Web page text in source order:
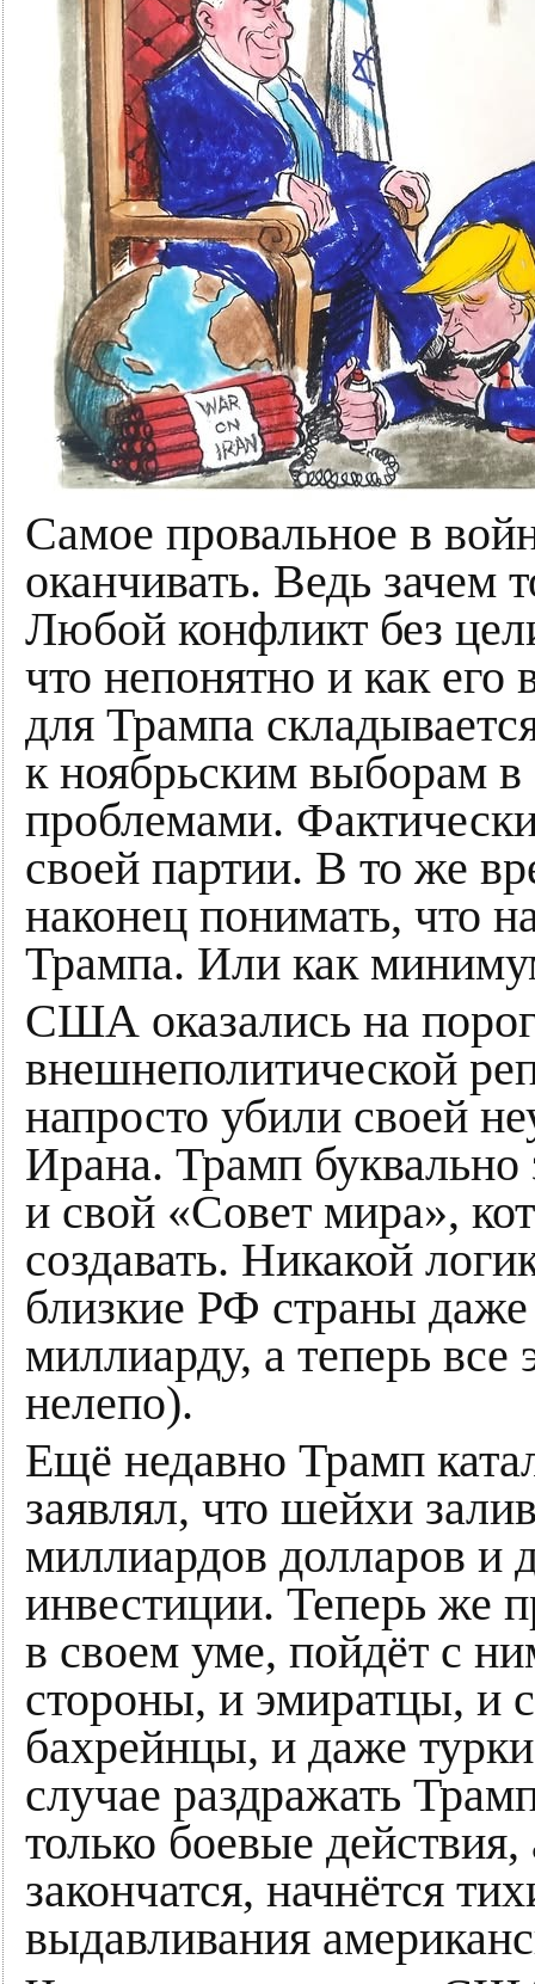
Самое провальное в
оканчивать. Ведь зачем
Любой конфликт без
что непонятно и как его
для Трампа
к ноябрьским выборам
проблемами.
своей партии. В то же
наконец понимать, что
Трампа. Или как
США оказались на
внешнеполитической
напросто убили своей
Ирана. Трамп буквально
и свой «Совет мира»,
создавать. Никакой
близкие РФ страны
миллиарду, а теперь
нелепо).
Ещё недавно Трамп
заявлял, что шейхи
миллиардов долларов и
инвестиции. Теперь же
в своем уме, пойдёт с
стороны, и эмиратцы, и
бахрейнцы, и даже
случае раздражать
только боевые
закончатся, начнётся
выдавливания